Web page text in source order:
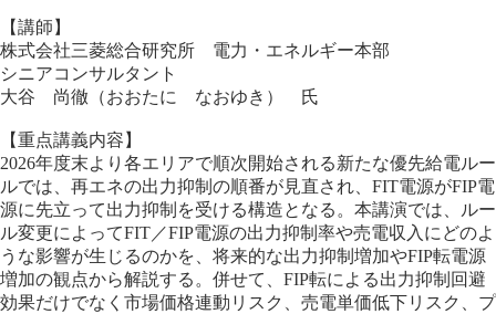
【講師】
株式会社三菱総合研究所 電力・エネルギー本部
シニアコンサルタント
大谷 尚徹（おおたに なおゆき） 氏
【重点講義内容】
2026年度末より各エリアで順次開始される新たな優先給電ルー
ルでは、再エネの出力抑制の順番が見直され、FIT電源がFIP電
源に先立って出力抑制を受ける構造となる。本講演では、ルー
ル変更によってFIT／FIP電源の出力抑制率や売電収入にどのよ
うな影響が生じるのかを、将来的な出力抑制増加やFIP転電源
増加の観点から解説する。併せて、FIP転による出力抑制回避
効果だけでなく市場価格連動リスク、売電単価低下リスク、プ